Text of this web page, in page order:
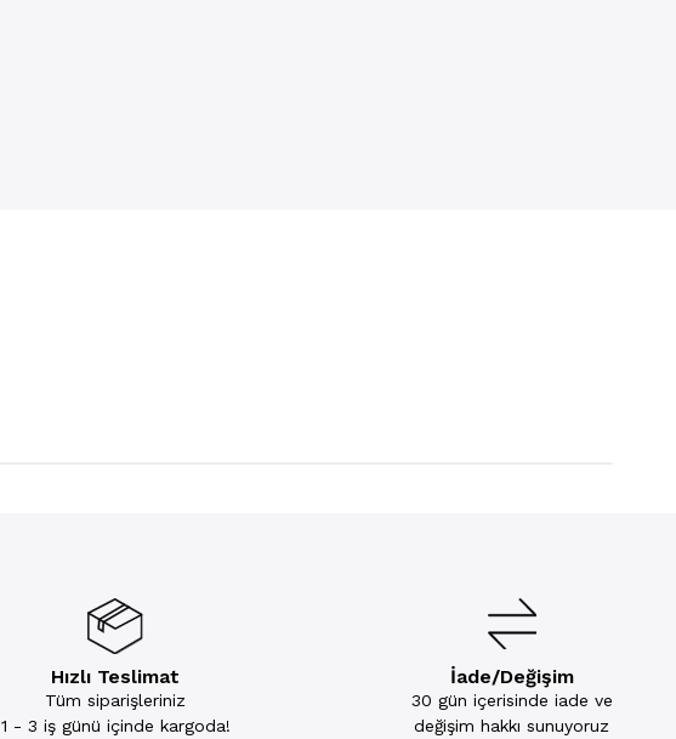
Hızlı Teslimat
Tüm siparişleriniz
1 - 3 iş günü içinde kargoda!
İade/Değişim
30 gün içerisinde iade ve
değişim hakkı sunuyoruz